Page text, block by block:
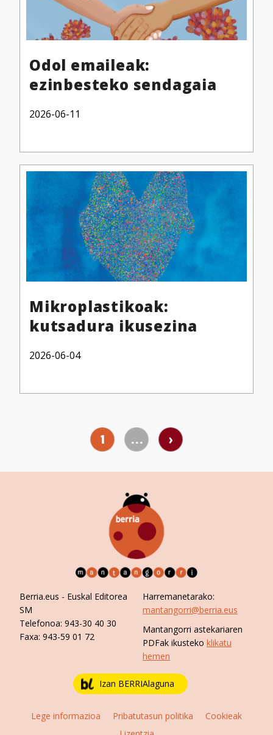
Odol emaileak:
ezinbesteko sendagaia
2026-06-11
Mikroplastikoak:
kutsadura ikusezina
2026-06-04
1 ... ›
Berria.eus - Euskal Editorea
SM
Telefonoa: 943-30 40 30
Faxa: 943-59 01 72
Harremanetarako:
mantangorri@berria.eus
Mantangorri astekariaren
PDFak ikusteko klikatu
hemen
Izan BERRIAlaguna
Lege informazioa Pribatutasun politika
Cookieak